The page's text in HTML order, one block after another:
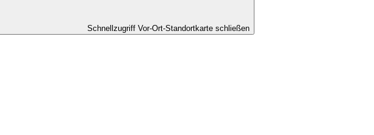
Schnellzugriff Vor-Ort-Standortkarte schließen